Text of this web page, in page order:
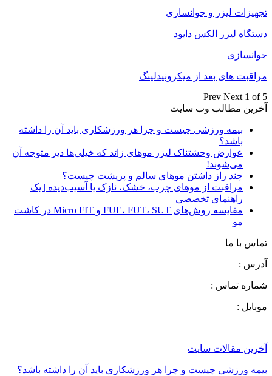
تجهیزات لیزر و جوانسازی
دستگاه لیزر الکس دایود
جوانسازی
مراقبت های بعد از میکرونیدلینگ
Prev Next 1 of 5
آخرین مطالب وب سایت
بیمه ورزشی چیست و چرا هر ورزشکاری باید آن را داشته
باشد؟
عوارض وحشتناک لیزر موهای زائد که خیلی‌ها دیر متوجه آن
می‌شوند!
چند راز داشتن موهای سالم و پرپشت چیست؟
مراقبت از موهای چرب، خشک، نازک یا آسیب‌دیده | یک
راهنمای تخصصی
مقایسه روش‌های FUE، FUT، SUT و Micro FIT در کاشت
مو
تماس با ما
آدرس :
شماره تماس :
موبایل :
آخرین مقالات سایت
بیمه ورزشی چیست و چرا هر ورزشکاری باید آن را داشته باشد؟